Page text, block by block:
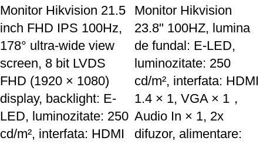
Monitor Hikvision 21.5
inch FHD IPS 100Hz,
178° ultra-wide view
screen, 8 bit LVDS
FHD (1920 × 1080)
display, backlight: E-
LED, luminozitate: 250
cd/m², interfata: HDMI
Monitor Hikvision
23.8" 100HZ, lumina
de fundal: E-LED,
luminozitate: 250
cd/m², interfata: HDMI
1.4 × 1, VGA × 1，
Audio In × 1, 2x
difuzor, alimentare: